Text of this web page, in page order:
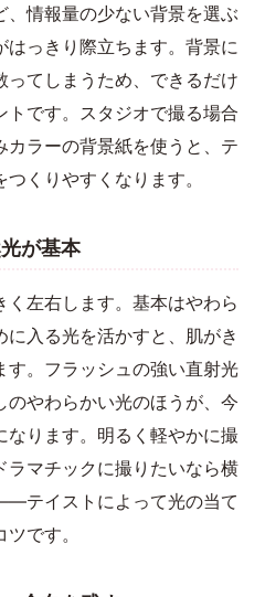
情報量の少ない背景を選ぶ
はっきり際立ちます。背景に
ってしまうため、できるだけ
です。スタジオで撮る場合
カラーの背景紙を使うと、テ
くりやすくなります。
が基本
左右します。基本はやわら
入る光を活かすと、肌がき
す。フラッシュの強い直射光
のやわらかい光のほうが、今
なります。明るく軽やかに撮
ラマチックに撮りたいなら横
テイストによって光の当て
です。